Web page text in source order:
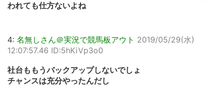
われても仕方ないよね
4: 名無しさん＠実況で競馬板アウト 2019/05/29(水)
12:07:57.46 ID:5hKiVp3o0
社台ももうバックアップしないでしょ
チャンスは充分やったんだし